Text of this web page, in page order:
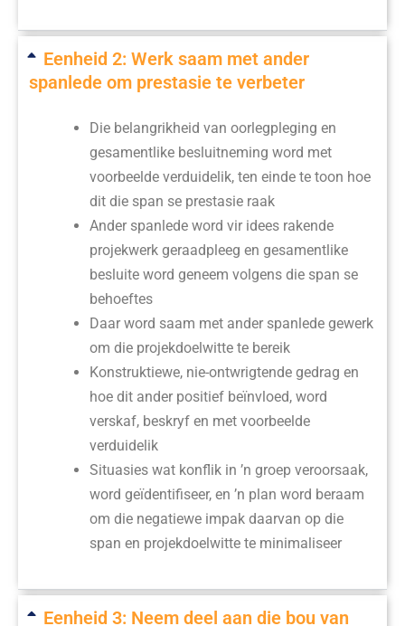
Eenheid 2: Werk saam met ander
spanlede om prestasie te verbeter
Die belangrikheid van oorlegpleging en
gesamentlike besluitneming word met
voorbeelde verduidelik, ten einde te toon hoe
dit die span se prestasie raak
Ander spanlede word vir idees rakende
projekwerk geraadpleeg en gesamentlike
besluite word geneem volgens die span se
behoeftes
Daar word saam met ander spanlede gewerk
om die projekdoelwitte te bereik
Konstruktiewe, nie-ontwrigtende gedrag en
hoe dit ander positief beïnvloed, word
verskaf, beskryf en met voorbeelde
verduidelik
Situasies wat konflik in ’n groep veroorsaak,
word geïdentifiseer, en ’n plan word beraam
om die negatiewe impak daarvan op die
span en projekdoelwitte te minimaliseer
Eenheid 3: Neem deel aan die bou van